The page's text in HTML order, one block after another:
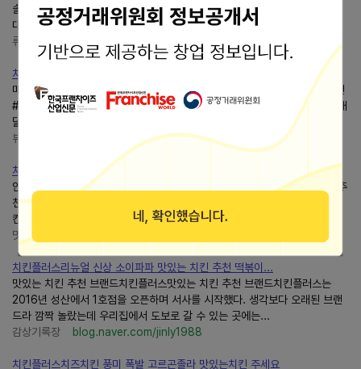
솔직후기 4줄요약 항상 새로운 시각에서 다양한 맛을 내줘서 감사함 ♂️ 치킨
대전 이라는 타이틀이 호기심을 부른 건 사실이다...
류오정보통
blog.naver.com/dsn8186
치킨플러스리뉴얼 신메뉴 소이파파 순살 후기, 파닭 좋아하면...
매장 전화번호: 031-225-0515 #치킨플러스#치킨플러스리뉴얼 #치킨추천
#소이파파 #치킨플러스치킨 #치킨플러스소이파파 #치킨플러스파닭 #치킨배
달 #치킨맛집 #치킨브랜드순위 #치플데이 #치킨메뉴...
뷰티카우의 오늘기록
blog.naver.com/lmspnr0114
치킨플러스리뉴얼 크리스피후라이드 치킨맛집 맛에 감동한 후기
안드로이드 설치 ▼ 아이폰 설치 ▼ #치킨플러스#치킨플러스리뉴얼 #치킨추
천 #크리스피후라이드 #치킨플러스치킨 #치킨플러스크리스피후라이드 #치
킨플러스후라이드 #치킨배달 #치킨맛집 #치킨브랜드순위...
멋쟁이로 죽어야지
치킨플러스리뉴얼 신상 소이파파 맛있는 치킨 추천 떡볶이...
맛있는 치킨 추천 브랜드치킨플러스맛있는 치킨 추천 브랜드치킨플러스는
2016년 성산에서 1호점을 오픈하며 서사를 시작했다. 생각보다 오래된 브랜
드라 깜짝 놀랐는데 우리집에서 도보로 갈 수 있는 곳에는...
감상기록장
blog.naver.com/jinly1988
치킨플러스치즈치킨 풍미 폭발 고르곤졸라 맛있는치킨 주세요